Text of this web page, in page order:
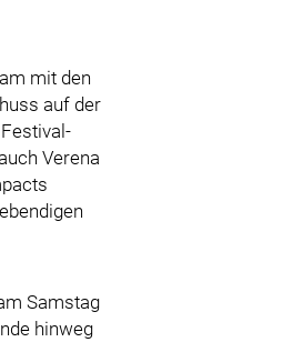
mit den
auf der
Verena
Samstag
hinweg